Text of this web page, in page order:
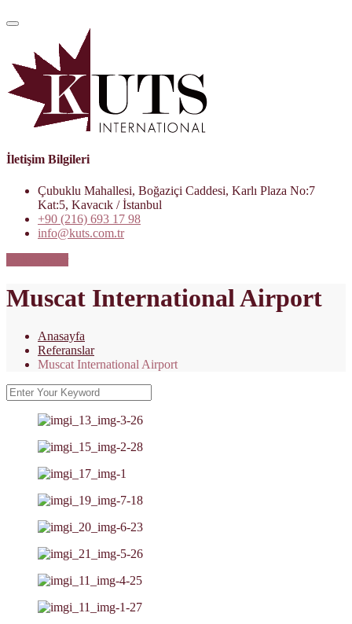
İletişim Bilgileri
Çubuklu Mahallesi, Boğaziçi Caddesi, Karlı Plaza No:7
Kat:5, Kavacık / İstanbul
+90 (216) 693 17 98
info@kuts.com.tr
Muscat International Airport
Anasayfa
Referanslar
Muscat International Airport